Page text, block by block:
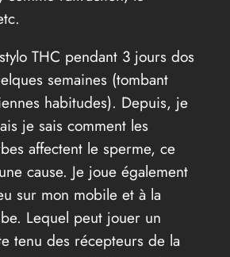
THC pendant 3 jours dos
semaines (tombant
habitudes). Depuis, je
je sais comment les
affectent le sperme, ce
cause. Je joue également
sur mon mobile et à la
Lequel peut jouer un
tenu des récepteurs de la